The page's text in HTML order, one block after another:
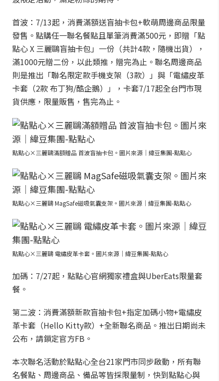
首波：7/13起，消費滿額送盲抽卡包+軟萌周邊商品限量
發售。點購任一聯名餐點且單筆消費滿500元，即贈「點
點心 X 三麗鷗盲抽卡包」一份（共計4款，隨機出貨），
滿1000元贈二份，以此類推，贈完為止。聯名周邊商品
則是推出「聯名限定款手機支架（3款）」與「電繡皮革
卡套（2款 布丁狗/酷企鵝）」，卡套7/17起全台門市現
貨供應，限量販售，售完為止。
點點心×三麗鷗滿額贈品 首波盲抽卡包。圖片來源｜緯豆集團-點點心
點點心×三麗鷗 MagSafe磁吸氣囊支架。圖片來源｜緯豆集團-點點心
點點心×三麗鷗 電繡皮革卡套。圖片來源｜緯豆集團-點點心
加碼：7/27起，點點心官網獨家禮盒與UberEats限量套
餐。
第二波：消費滿額新款盲抽卡包+指定加碼小物+電繡皮
革卡套（Hello Kitty款）+全新聯名商品。推出日期尚未
公布，請鎖定官方FB。
本次聯名活動於點點心全台21家門市同步啟動，所有聯
名餐點、周邊商品、備品等皆採限量制，快到點點心與